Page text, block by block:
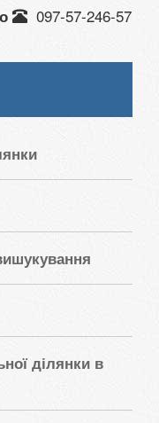
097-57-246-57
ділянки в